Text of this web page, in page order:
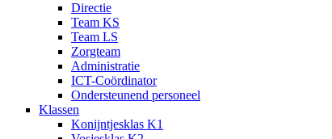
Directie
Team KS
Team LS
Zorgteam
Administratie
ICT-Coördinator
Ondersteunend personeel
Klassen
Konijntjesklas K1